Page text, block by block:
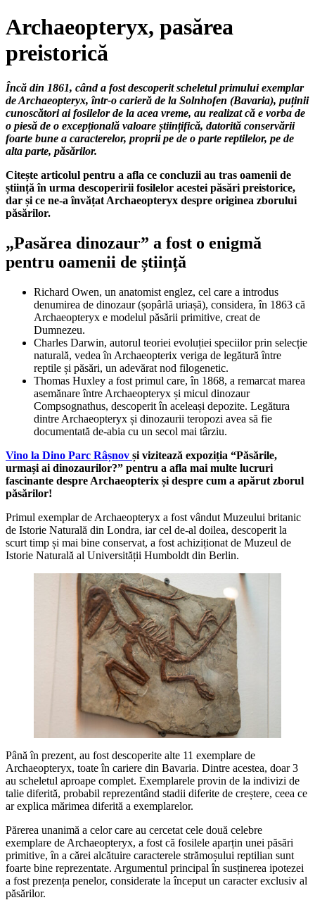
Archaeopteryx, pasărea
preistorică
Încă din 1861, când a fost descoperit scheletul primului exemplar
de Archaeopteryx, într-o carieră de la Solnhofen (Bavaria), puținii
cunoscători ai fosilelor de la acea vreme, au realizat că e vorba de
o piesă de o excepțională valoare științifică, datorită conservării
foarte bune a caracterelor, proprii pe de o parte reptilelor, pe de
alta parte, păsărilor.
Citește articolul pentru a afla ce concluzii au tras oamenii de
știință în urma descoperirii fosilelor acestei păsări preistorice,
dar și ce ne-a învățat Archaeopteryx despre originea zborului
păsărilor.
„Pasărea dinozaur” a fost o enigmă
pentru oamenii de știință
Richard Owen, un anatomist englez, cel care a introdus
denumirea de dinozaur (șopârlă uriașă), considera, în 1863 că
Archaeopteryx e modelul păsării primitive, creat de
Dumnezeu.
Charles Darwin, autorul teoriei evoluției speciilor prin selecție
naturală, vedea în Archaeopterix veriga de legătură între
reptile și păsări, un adevărat nod filogenetic.
Thomas Huxley a fost primul care, în 1868, a remarcat marea
asemănare între Archaeopteryx și micul dinozaur
Compsognathus, descoperit în aceleași depozite. Legătura
dintre Archaeopteryx și dinozaurii teropozi avea să fie
documentată de-abia cu un secol mai târziu.
Vino la Dino Parc Râșnov și vizitează expoziția “Păsările,
urmași ai dinozaurilor?” pentru a afla mai multe lucruri
fascinante despre Archaeopterix și despre cum a apărut zborul
păsărilor!
Primul exemplar de Archaeopteryx a fost vândut Muzeului britanic
de Istorie Naturală din Londra, iar cel de-al doilea, descoperit la
scurt timp și mai bine conservat, a fost achiziționat de Muzeul de
Istorie Naturală al Universității Humboldt din Berlin.
Până în prezent, au fost descoperite alte 11 exemplare de
Archaeopteryx, toate în cariere din Bavaria. Dintre acestea, doar 3
au scheletul aproape complet. Exemplarele provin de la indivizi de
talie diferită, probabil reprezentând stadii diferite de creștere, ceea ce
ar explica mărimea diferită a exemplarelor.
Părerea unanimă a celor care au cercetat cele două celebre
exemplare de Archaeopteryx, a fost că fosilele aparțin unei păsări
primitive, în a cărei alcătuire caracterele strămoșului reptilian sunt
foarte bine reprezentate. Argumentul principal în susținerea ipotezei
a fost prezența penelor, considerate la început un caracter exclusiv al
păsărilor.